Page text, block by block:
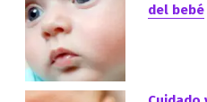
del bebé